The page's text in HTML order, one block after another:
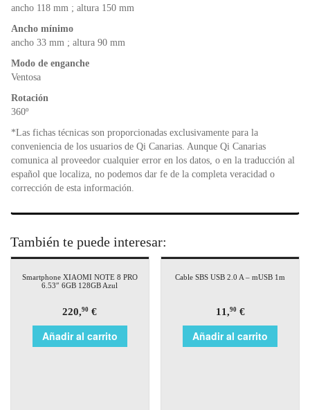
ancho 118 mm ; altura 150 mm
Ancho mínimo
ancho 33 mm ; altura 90 mm
Modo de enganche
Ventosa
Rotación
360º
*Las fichas técnicas son proporcionadas exclusivamente para la
conveniencia de los usuarios de Qi Canarias. Aunque Qi Canarias
comunica al proveedor cualquier error en los datos, o en la traducción al
español que localiza, no podemos dar fe de la completa veracidad o
corrección de esta información.
También te puede interesar:
Smartphone XIAOMI NOTE 8 PRO
6.53″ 6GB 128GB Azul
220,90 €
Añadir al carrito
Cable SBS USB 2.0 A – mUSB 1m
11,90€
Añadir al carrito